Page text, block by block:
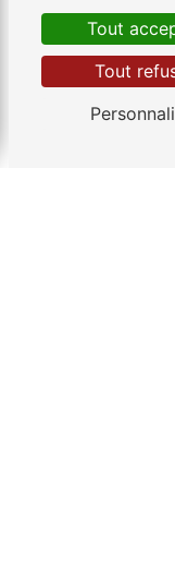
PLUS SUR
Si vous êtes
confiance à
proche en
à contacter
serons ravis
Tout
Tout